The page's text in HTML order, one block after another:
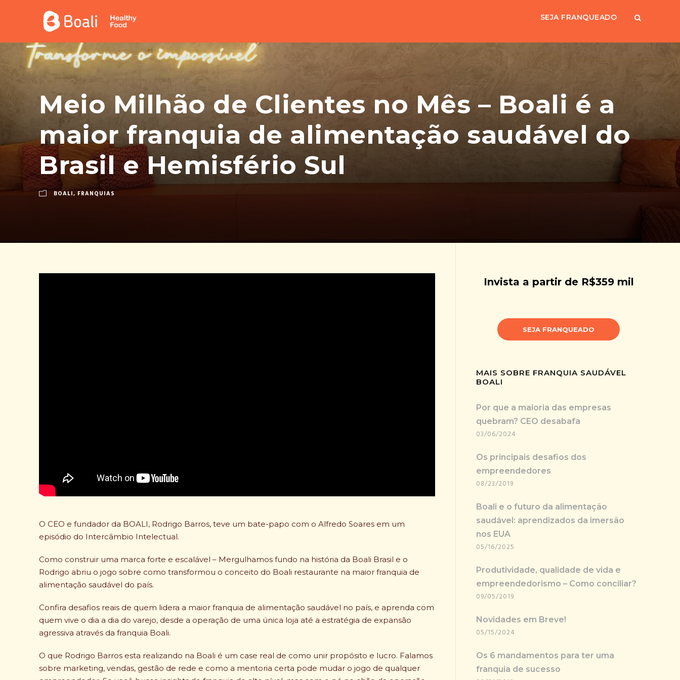
SEJA FRANQUEADO
Meio Milhão de Clientes no Mês – Boali é a
maior franquia de alimentação saudável do
Brasil e Hemisfério Sul
BOALI, FRANQUIAS
O CEO e fundador da BOALI, Rodrigo Barros, teve um bate-papo com o Alfredo Soares em um
episódio do Intercâmbio Intelectual.
Como construir uma marca forte e escalável – Mergulhamos fundo na história da Boali Brasil e o
Rodrigo abriu o jogo sobre como transformou o conceito do Boali restaurante na maior franquia de
alimentação saudável do país.
Confira desafios reais de quem lidera a maior franquia de alimentação saudável no país, e aprenda com
quem vive o dia a dia do varejo, desde a operação de uma única loja até a estratégia de expansão
agressiva através da franquia Boali.
O que Rodrigo Barros esta realizando na Boali é um case real de como unir propósito e lucro. Falamos
sobre marketing, vendas, gestão de rede e como a mentoria certa pode mudar o jogo de qualquer
Invista a partir de R$359 mil
SEJA FRANQUEADO
MAIS SOBRE FRANQUIA SAUDÁVEL
BOALI
Por que a maioria das empresas
quebram? CEO desabafa
03/06/2024
Os principais desafios dos
empreendedores
08/23/2019
Boali e o futuro da alimentação
saudável: aprendizados da imersão
nos EUA
05/16/2025
Produtividade, qualidade de vida e
empreendedorismo – Como conciliar?
09/05/2019
Novidades em Breve!
05/15/2024
Os 6 mandamentos para ter uma
franquia de sucesso